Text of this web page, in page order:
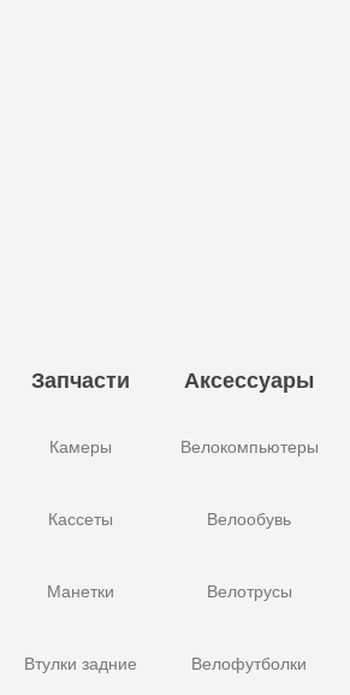
Запчасти
Камеры
Кассеты
Манетки
Втулки задние
Аксессуары
Велокомпьютеры
Велообувь
Велотрусы
Велофутболки